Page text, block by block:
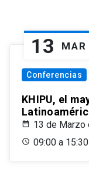
13 MAR
Conferencias
KHIPU, el
13 de Marzo
09:00 a 15:30